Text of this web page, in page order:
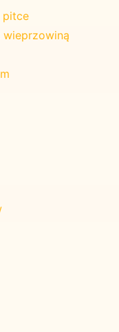
pitce